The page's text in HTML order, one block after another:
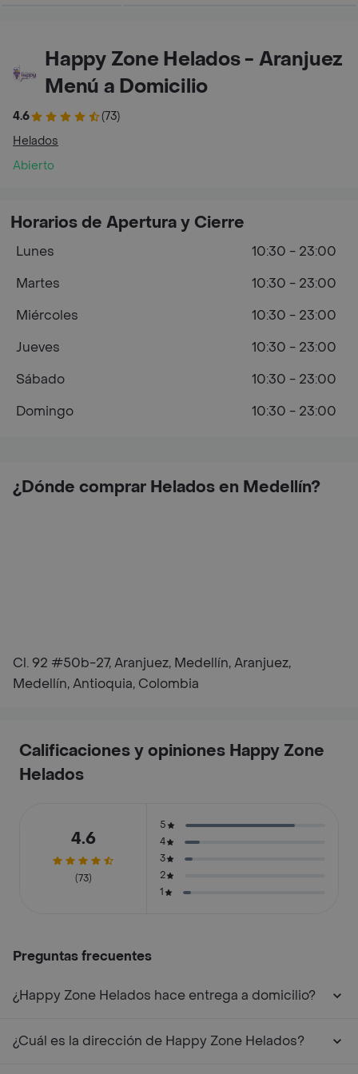
Happy Zone Helados - Aranjuez
Menú a Domicilio
4.6
(73)
Helados
Abierto
¿Dónde comprar Helados en Medellín?
Cl. 92 #50b-27, Aranjuez, Medellín, Aranjuez,
Medellín, Antioquia, Colombia
Horarios de Apertura y Cierre
Lunes
10:30 - 23:00
Martes
10:30 - 23:00
Miércoles
10:30 - 23:00
Jueves
10:30 - 23:00
Sábado
10:30 - 23:00
Domingo
10:30 - 23:00
Calificaciones y opiniones Happy Zone
Helados
4.6
(73)
5
4
3
2
1
Preguntas frecuentes
¿Happy Zone Helados hace entrega a domicilio?
¿Cuál es la dirección de Happy Zone Helados?